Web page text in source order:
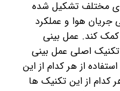
مختلف تشکیل شده
جریان هوا و عملکرد
کمک کند. عمل بینی
تکنیک اصلی عمل بینی
از هر کدام از این
از این تکنیک ها